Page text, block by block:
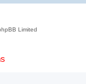
Limited